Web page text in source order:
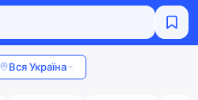
Вся Україна